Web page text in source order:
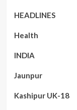
HEADLINES
Health
INDIA
Jaunpur
Kashipur UK-18